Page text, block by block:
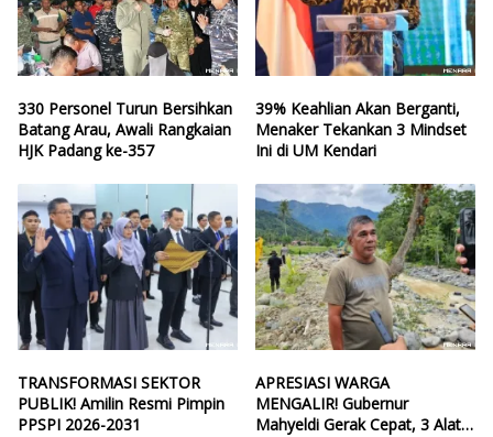
330 Personel Turun Bersihkan
Batang Arau, Awali Rangkaian
HJK Padang ke-357
39% Keahlian Akan Berganti,
Menaker Tekankan 3 Mindset
Ini di UM Kendari
TRANSFORMASI SEKTOR
PUBLIK! Amilin Resmi Pimpin
PPSPI 2026-2031
APRESIASI WARGA
MENGALIR! Gubernur
Mahyeldi Gerak Cepat, 3 Alat